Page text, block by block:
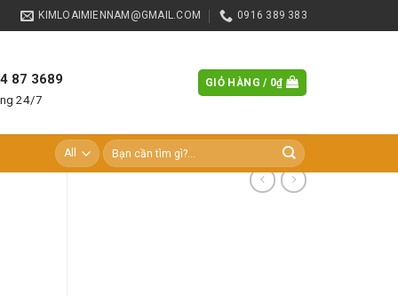
KIMLOAIMIENNAM@GMAIL.COM 0916 389 383
87 3689
24/7
GIỎ HÀNG / 0₫
Tìm
kiếm: